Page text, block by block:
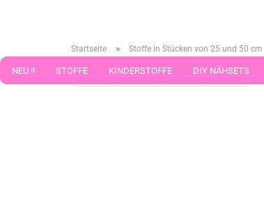
NEU !! STOFFE KINDERSTOFFE DIY NÄHSETS
Startseite » Stoffe in Stücken von 25 und 50 cm
« Erster « zurück weiter » Letzter »